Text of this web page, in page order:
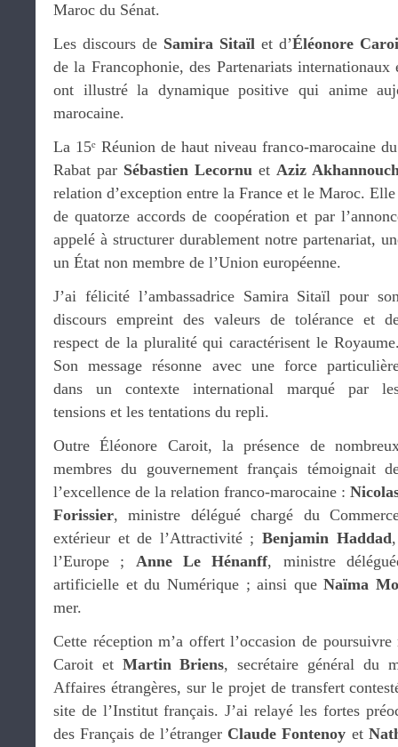
Maroc du Sénat.
Les discours de Samira Sitaïl et d’Éléonore
de la Francophonie, des Partenariats internationaux
ont illustré la dynamique positive qui anime
marocaine.
La 15ᵉ Réunion de haut niveau franco-marocaine
Rabat par Sébastien Lecornu et Aziz
relation d’exception entre la France et le Maroc.
de quatorze accords de coopération et par
appelé à structurer durablement notre partenariat,
un État non membre de l’Union européenne.
J’ai félicité l’ambassadrice Samira Sitaïl pour
discours empreint des valeurs de tolérance et
respect de la pluralité qui caractérisent le
Son message résonne avec une force
dans un contexte international marqué par
tensions et les tentations du repli.
Outre Éléonore Caroit, la présence de
membres du gouvernement français témoignait
l’excellence de la relation franco-marocaine :
Forissier, ministre délégué chargé du
extérieur et de l’Attractivité ; Benjamin Haddad
l’Europe ; Anne Le Hénanff, ministre
artificielle et du Numérique ; ainsi queNaïma
mer.
Cette réception m’a offert l’occasion de poursuivre
Caroit et Martin Briens, secrétaire général du
Affaires étrangères, sur le projet de transfert
site de l’Institut français. J’ai relayé les fortes
des Français de l’étranger Claude Fontenoy et